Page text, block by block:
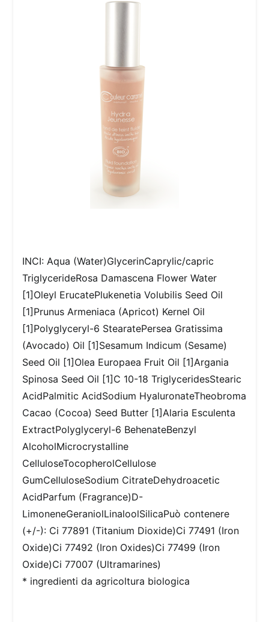
INCI: Aqua (Water)GlycerinCaprylic/capric
TriglycerideRosa Damascena Flower Water
[1]Oleyl ErucatePlukenetia Volubilis Seed Oil
[1]Prunus Armeniaca (Apricot) Kernel Oil
[1]Polyglyceryl-6 StearatePersea Gratissima
(Avocado) Oil [1]Sesamum Indicum (Sesame)
Seed Oil [1]Olea Europaea Fruit Oil [1]Argania
Spinosa Seed Oil [1]C 10-18 TriglyceridesStearic
AcidPalmitic AcidSodium HyaluronateTheobroma
Cacao (Cocoa) Seed Butter [1]Alaria Esculenta
ExtractPolyglyceryl-6 BehenateBenzyl
AlcoholMicrocrystalline
CelluloseTocopherolCellulose
GumCelluloseSodium CitrateDehydroacetic
AcidParfum (Fragrance)D-
LimoneneGeraniolLinaloolSilicaPuò contenere
(+/-): Ci 77891 (Titanium Dioxide)Ci 77491 (Iron
Oxide)Ci 77492 (Iron Oxides)Ci 77499 (Iron
Oxide)Ci 77007 (Ultramarines)
* ingredienti da agricoltura biologica